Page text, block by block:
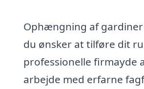
Ophængning af
du ønsker at tilføre dit
professionelle firmayde
arbejde med erfarne